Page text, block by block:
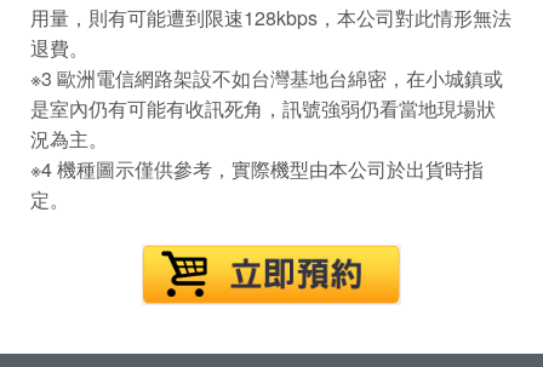
用量，則有可能遭到限速128kbps，本公司對此情形無法
退費。
※3 歐洲電信網路架設不如台灣基地台綿密，在小城鎮或
是室內仍有可能有收訊死角，訊號強弱仍看當地現場狀
況為主。
※4 機種圖示僅供參考，實際機型由本公司於出貨時指
定。